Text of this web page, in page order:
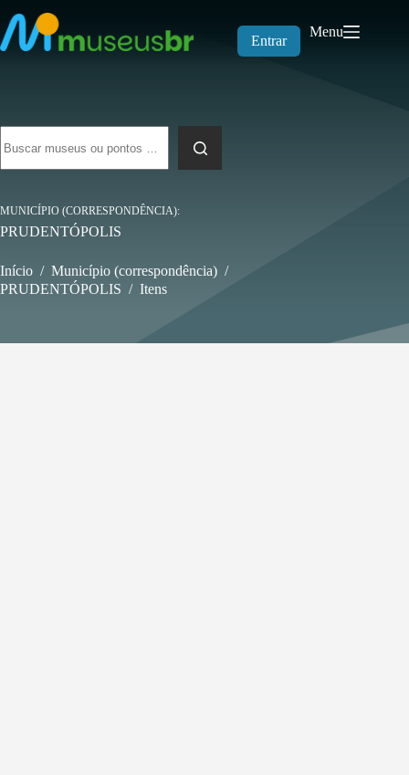
para
o
conteúdo
Entrar
Menu
resultados
MUNICÍPIO (CORRESPONDÊNCIA)
PRUDENTÓPOLIS
Início / Município (correspondência) /
PRUDENTÓPOLIS / Itens